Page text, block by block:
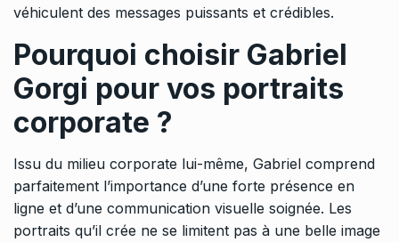
véhiculent des messages puissants et crédibles.
Pourquoi choisir Gabriel
Gorgi pour vos portraits
corporate ?
Issu du milieu corporate lui-même, Gabriel comprend
parfaitement l’importance d’une forte présence en
ligne et d’une communication visuelle soignée. Les
portraits qu’il crée ne se limitent pas à une belle image